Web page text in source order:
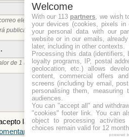
electrónico es necesaria para
publicado ni compartido.
de 1 (peor) a 5 (mejor).
la Política de privacidad
y la
Welcome
With our 113 partners , we wish
your devices (cookies, pixels
your personal data with our
website or in our emails,
later, including in other contexts.
Processing this data (identifiers,
loyalty programs, IP, postal
geolocation, etc.) allows
content, commercial offers
screens (including by email,
personalising them, measuring
audiences.
You can "accept all" and
"cookies" footer link . You can
object to processing
choices remain valid for 12
powered